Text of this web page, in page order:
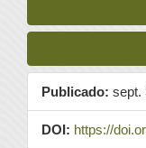
Publicado: sept.
DOI: https://